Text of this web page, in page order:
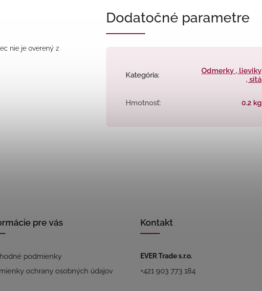
nie je overený z
Dodatočné parametre
Kategória:
Odmerky , lieviky
, sitá
Hmotnosť: 0.2 kg
pre vás
podmienky
ochrany osobných údajov
Kontakt
EVER Trade s.r.o.
+421 903 773 184